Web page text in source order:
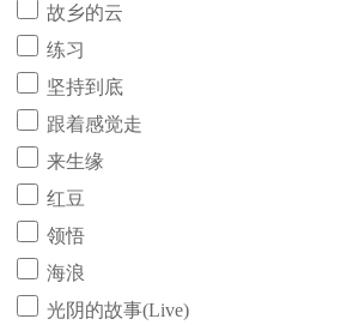
故乡的云
练习
坚持到底
跟着感觉走
来生缘
红豆
领悟
海浪
光阴的故事(Live)